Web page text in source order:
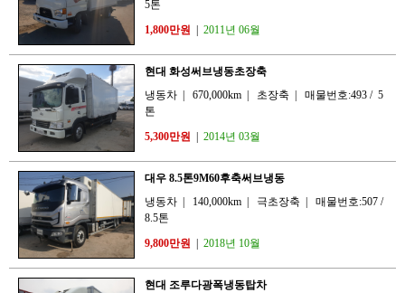
5톤
1,800만원
2011년 06월
현대 화성써브냉동초장축
냉동차
670,000km 초장축 매물번호:493 / 5
톤
5,300만원
2014년 03월
대우 8.5톤9M60후축써브냉동
냉동차
140,000km 극초장축 매물번호:507 /
8.5톤
9,800만원
2018년 10월
현대 조루다광폭냉동탑차